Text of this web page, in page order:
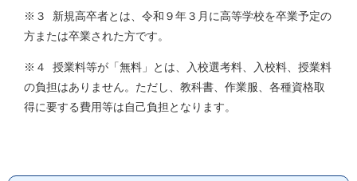
※３ 新規高卒者とは、令和９年３月に高等学校を卒業予定の
方または卒業された方です。
※４ 授業料等が「無料」とは、入校選考料、入校料、授業料
の負担はありません。ただし、教科書、作業服、各種資格取
得に要する費用等は自己負担となります。